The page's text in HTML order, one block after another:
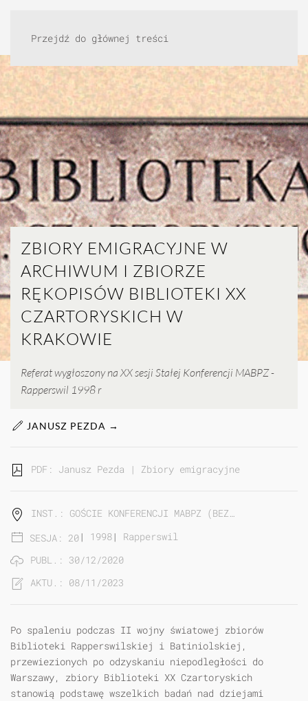
Przejdź do głównej treści
ZBIORY EMIGRACYJNE W
ARCHIWUM I ZBIORZE
RĘKOPISÓW BIBLIOTEKI XX
CZARTORYSKICH W
KRAKOWIE
Referat wygłoszony na XX sesji Stałej Konferencji MABPZ -
Rapperswil 1998 r
Po spaleniu podczas II wojny światowej zbiorów
Biblioteki Rapperswilskiej i Batiniolskiej,
przewiezionych po odzyskaniu niepodległości do
Warszawy, zbiory Biblioteki XX Czartoryskich
stanowią podstawę wszelkich badań nad dziejami
JANUSZ PEZDA →
PDF: Janusz Pezda | Zbiory emigracyjne w
INST.: GOŚCIE KONFERENCJI MABPZ (BEZ…
SESJA: 20| 1998| Rapperswil
PUBL.: 30/12/2020
AKTU.: 08/11/2023